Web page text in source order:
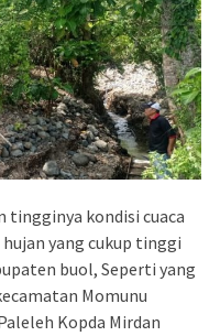
tingginya kondisi cuaca
yang cukup tinggi
buol, Seperti yang
Momunu
Kopda Mirdan